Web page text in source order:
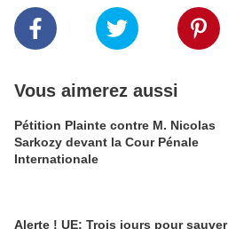
Vous aimerez aussi
Pétition Plainte contre M. Nicolas
Sarkozy devant la Cour Pénale
Internationale
Alerte ! UE: Trois jours pour sauver